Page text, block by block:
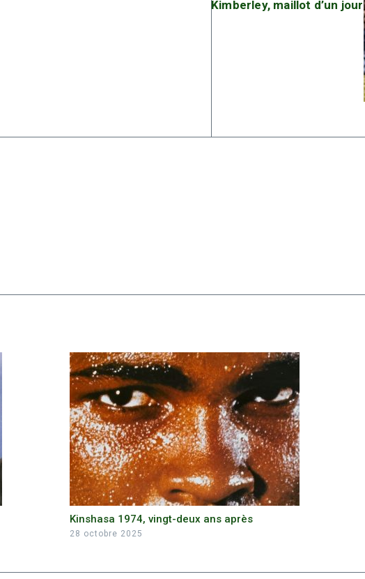
Kimberley, maillot d’un jour
Kinshasa 1974, vingt-deux ans après
28 octobre 2025